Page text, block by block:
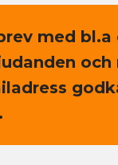
med bl.a
och